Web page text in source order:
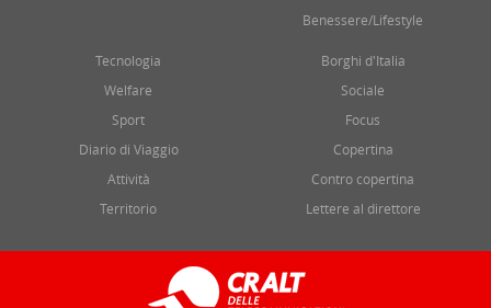
Benessere/Lifestyle
Tecnologia
Welfare
Sport
Diario di Viaggio
Attività
Territorio
Borghi d'Italia
Sociale
Focus
Copertina
Contro copertina
Lettere al direttore